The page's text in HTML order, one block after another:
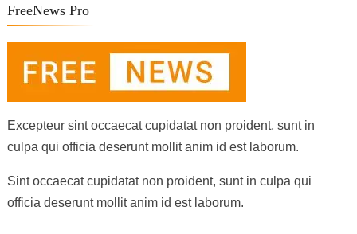
FreeNews Pro
Excepteur sint occaecat cupidatat non proident, sunt in
culpa qui officia deserunt mollit anim id est laborum.
Sint occaecat cupidatat non proident, sunt in culpa qui
officia deserunt mollit anim id est laborum.